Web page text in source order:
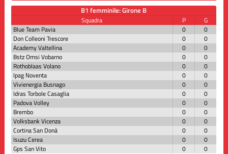
B1 femminile: Girone B
Squadra P
G
Blue Team Pavia
0
0
Don Colleoni Trescore
0
0
Academy Valtellina
0
0
Bstz Omsi Vobarno
0
0
Rothoblaas Volano
0
0
Ipag Noventa
0
0
Vivienergia Busnago
0
0
Idras Torbole Casaglia
0
0
Padova Volley
0
0
Brembo
0
0
Volksbank Vicenza
0
0
Cortina San Donà
0
0
Isuzu Cerea
0
0
Gps San Vito
0 0